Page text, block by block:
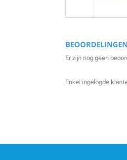
BEOORDELINGEN
Er zijn nog geen
Enkel ingelogde